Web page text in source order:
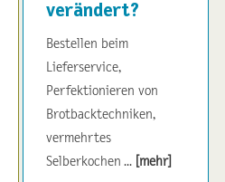
verändert?
Bestellen beim
Lieferservice,
Perfektionieren von
Brotbacktechniken,
vermehrtes
Selberkochen ... [mehr]